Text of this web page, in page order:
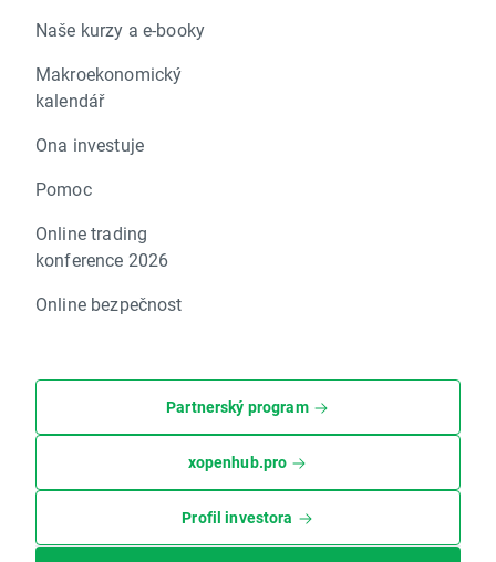
Naše kurzy a e-booky
Makroekonomický
kalendář
Ona investuje
Pomoc
Online trading
konference 2026
Online bezpečnost
Partnerský program
xopenhub.pro
Profil investora